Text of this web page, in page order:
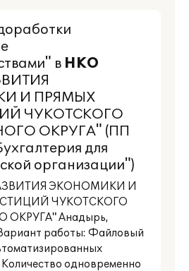
в НКО
И ПРЯМЫХ
ЧУКОТСКОГО
ОКРУГА" (ПП
для
организации")
ЭКОНОМИКИ И
ЧУКОТСКОГО
Анадырь,
работы: Файловый
Количество одновременно